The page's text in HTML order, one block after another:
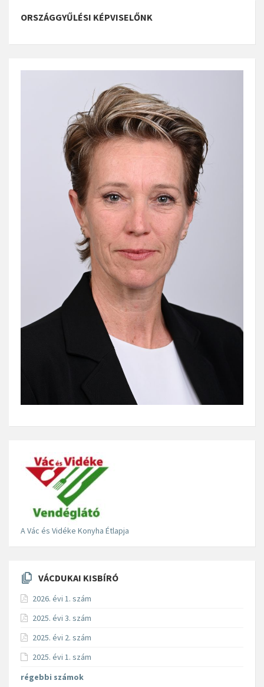
ORSZÁGGYŰLÉSI KÉPVISELŐNK
A Vác és Vidéke Konyha Étlapja
VÁCDUKAI KISBÍRÓ
2026. évi 1. szám
2025. évi 3. szám
2025. évi 2. szám
2025. évi 1. szám
régebbi számok